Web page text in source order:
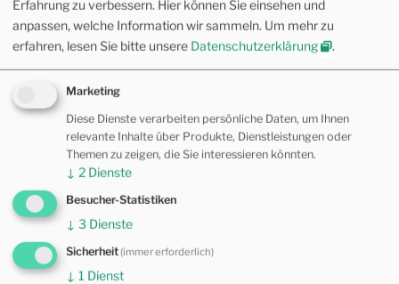
Osteopathie(30)
TAG WOLKE
1000 Tage ADE Adenosin Allulose
Amygdala Außergewöhnliche Gefäße
Branchiomotorik Chong Mai
CMD Faszien
Gleichgewichtssystem
Erfahrung zu verbessern. Hier können Sie einsehen und
anpassen, welche Information wir sammeln. Um mehr zu
erfahren, lesen Sie bitte unsere Datenschutzerklärung .
Marketing
Diese Dienste verarbeiten persönliche Daten, um Ihnen
relevante Inhalte über Produkte, Dienstleistungen oder
Themen zu zeigen, die Sie interessieren könnten.
↓ 2 Dienste
Besucher-Statistiken
↓ 3 Dienste
Sicherheit(immer erforderlich)
↓ 1 Dienst